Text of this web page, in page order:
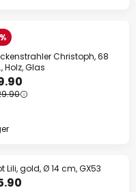
Christoph, 68
Glas
Lili, gold, Ø 14 cm, GX53